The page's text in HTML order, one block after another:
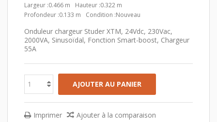
Largeur :0.466 m Hauteur :0.322 m
Profondeur :0.133 m Condition :Nouveau
Onduleur chargeur Studer XTM, 24Vdc, 230Vac,
2000VA, Sinusoïdal, Fonction Smart-boost, Chargeur
55A
AJOUTER AU PANIER
Imprimer Ajouter à la comparaison